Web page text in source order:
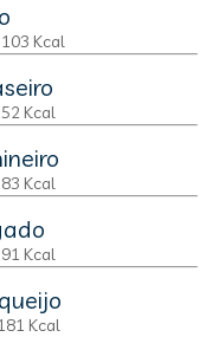
103 Kcal
Kcal
83 Kcal
91 Kcal
Kcal